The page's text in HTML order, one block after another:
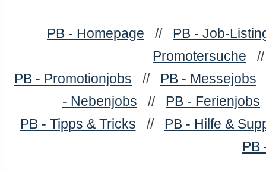
PB - Homepage // PB - Job-
Promotersuche
PB - Promotionjobs // PB - Messejobs
- Nebenjobs // PB - Ferienjobs
PB - Tipps & Tricks // PB - Hilfe &
PB